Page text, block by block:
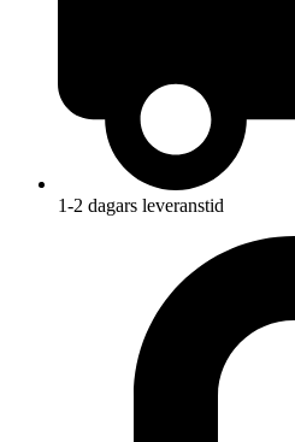
1-2 dagars leveranstid